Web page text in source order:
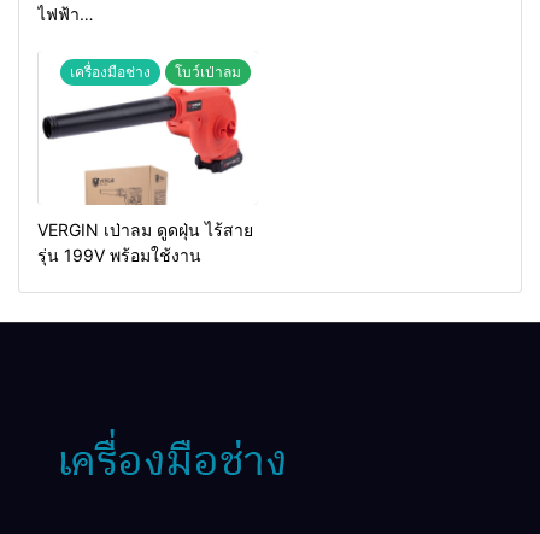
ไฟฟ้า
เครื่องมือช่าง โบว์เป่าลม
VERGIN เป่าลม ดูดฝุ่น ไร้สาย
รุ่น 199V พร้อมใช้งาน